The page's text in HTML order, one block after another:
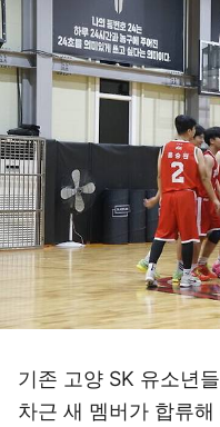
기존 고양 SK 유소년
차근 새 멤버가 합류